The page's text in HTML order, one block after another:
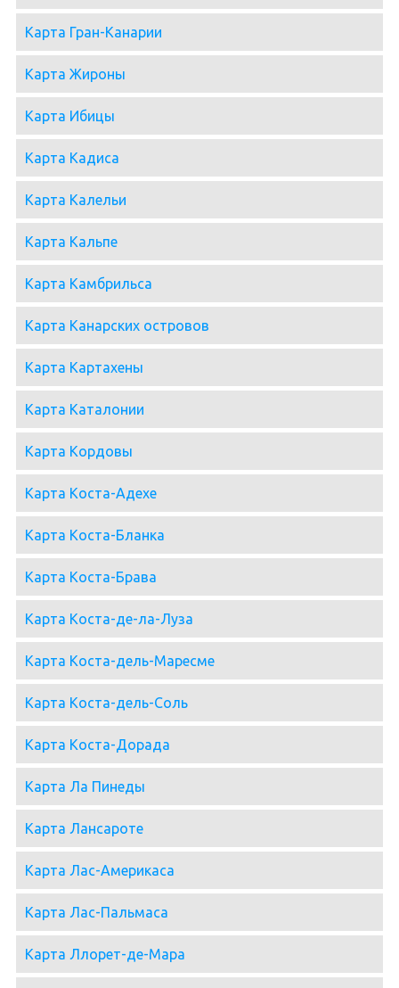
Карта Гран-Канарии
Карта Жироны
Карта Ибицы
Карта Кадиса
Карта Калельи
Карта Кальпе
Карта Камбрильса
Карта Канарских островов
Карта Картахены
Карта Каталонии
Карта Кордовы
Карта Коста-Адехе
Карта Коста-Бланка
Карта Коста-Брава
Карта Коста-де-ла-Луза
Карта Коста-дель-Маресме
Карта Коста-дель-Соль
Карта Коста-Дорада
Карта Ла Пинеды
Карта Лансароте
Карта Лас-Америкаса
Карта Лас-Пальмаса
Карта Ллорет-де-Мара